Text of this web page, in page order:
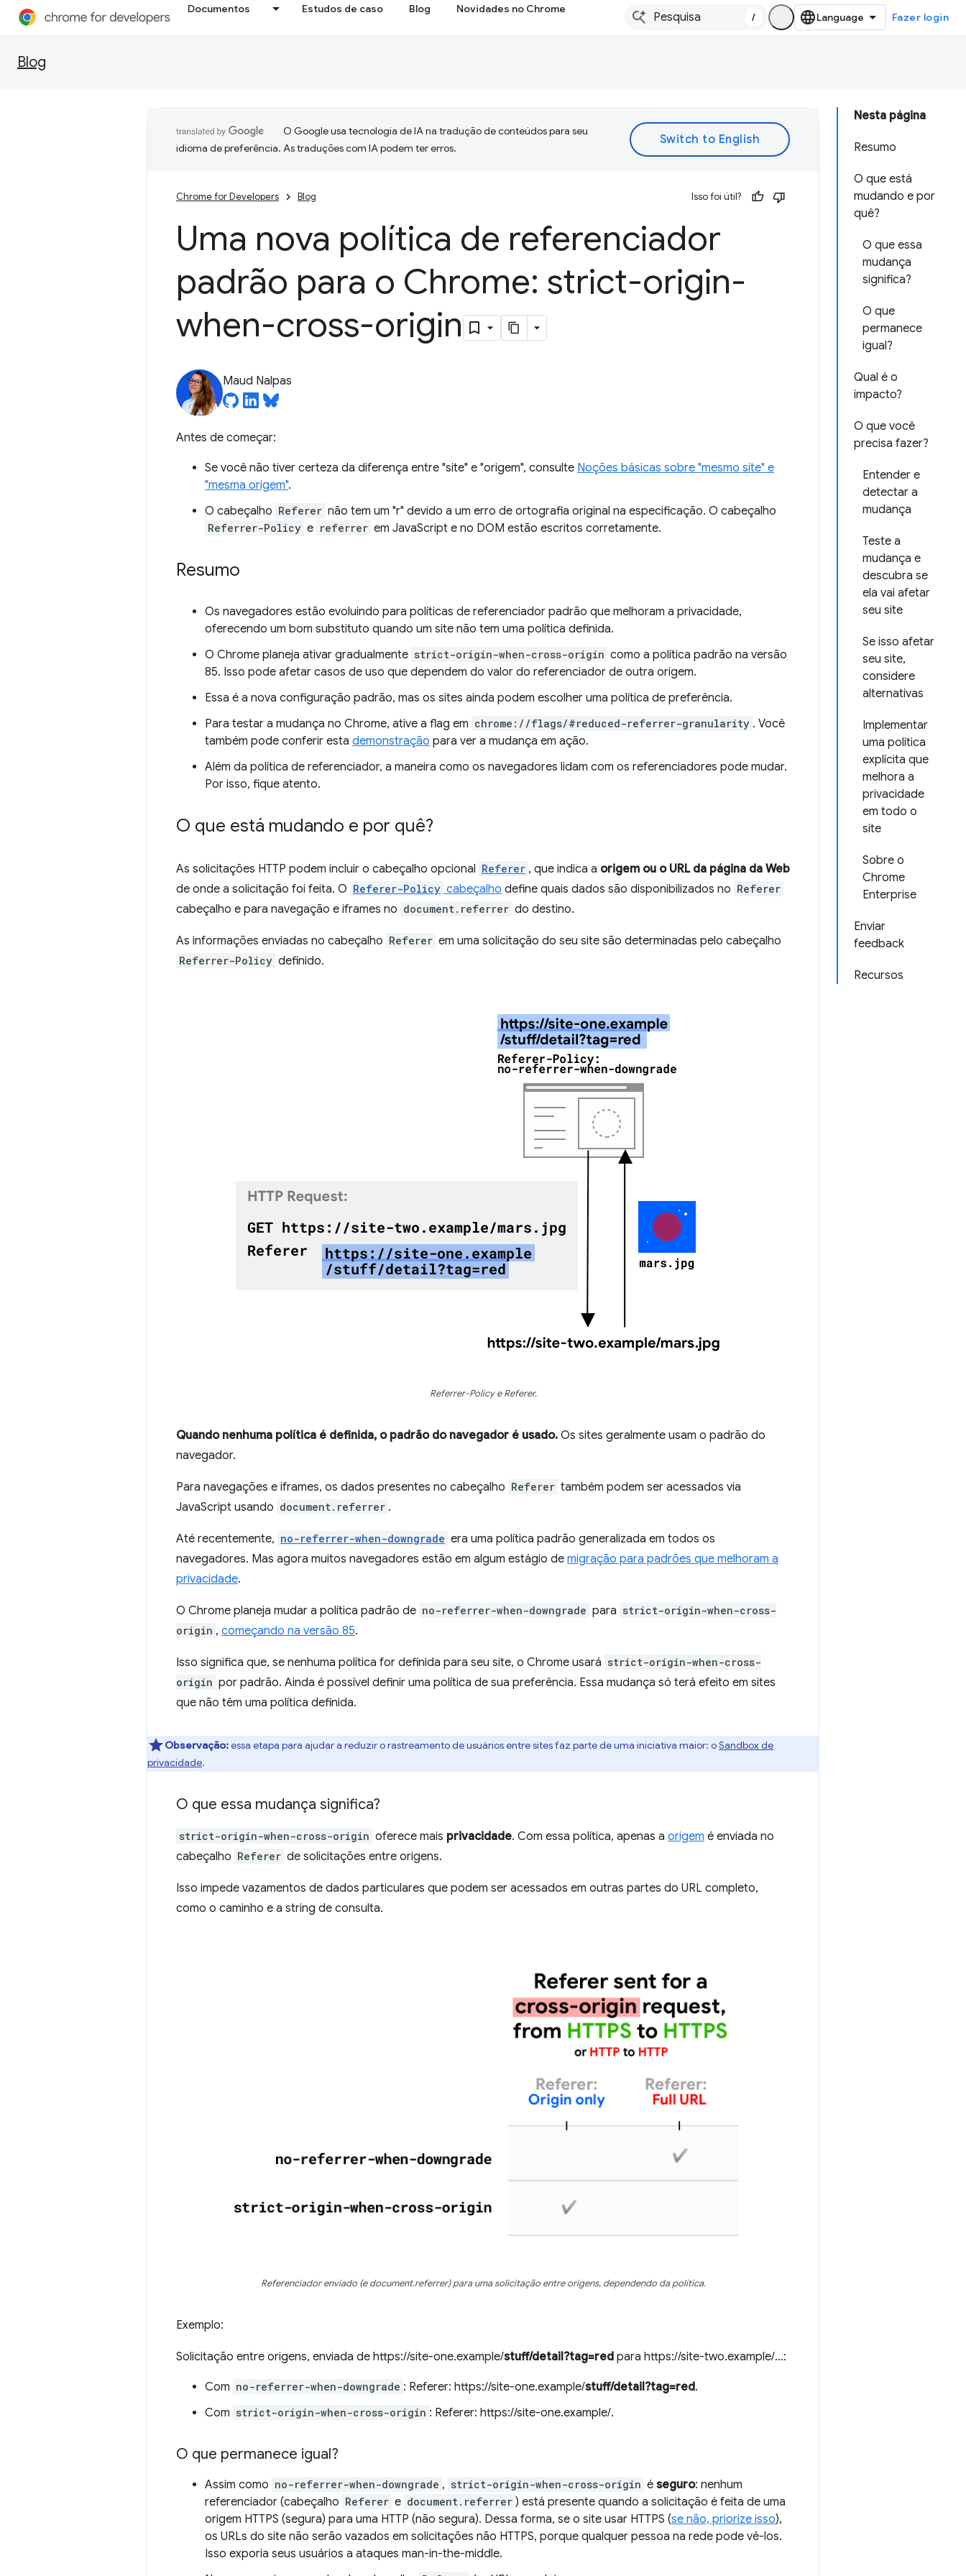
Documentos Estudos de caso Blog Novidades no Chrome
/ Fazer login
Blog
Nesta página
Resumo
O que está
mudando e por
quê?
O que essa
mudança
significa?
O que
permanece
igual?
Qual é o
impacto?
O que você
precisa fazer?
Entender e
detectar a
mudança
Teste a
mudança e
descubra se
ela vai afetar
seu site
Se isso afetar
seu site,
considere
alternativas
Implementar
uma política
explícita que
melhora a
privacidade
em todo o
site
Sobre o
Chrome
Enterprise
Enviar
feedback
Recursos
O Google usa tecnologia de IA na tradução de conteúdos para seu
idioma de preferência. As traduções com IA podem ter erros.
Chrome for Developers Blog Isso foi útil?
Uma nova política de referenciador
padrão para o Chrome: strict-origin-
when-cross-origin
Maud Nalpas
Antes de começar:
Se você não tiver certeza da diferença entre "site" e "origem", consulte Noções básicas sobre "mesmo site" e
"mesma origem".
O cabeçalho Referer não tem um "r" devido a um erro de ortografia original na especificação. O cabeçalho
Referrer-Policy e referrer em JavaScript e no DOM estão escritos corretamente.
Resumo
Os navegadores estão evoluindo para políticas de referenciador padrão que melhoram a privacidade,
oferecendo um bom substituto quando um site não tem uma política definida.
O Chrome planeja ativar gradualmente strict-origin-when-cross-origin como a política padrão na versão
85. Isso pode afetar casos de uso que dependem do valor do referenciador de outra origem.
Essa é a nova configuração padrão, mas os sites ainda podem escolher uma política de preferência.
Para testar a mudança no Chrome, ative a flag em chrome://flags/#reduced-referrer-granularity . Você
também pode conferir esta demonstração para ver a mudança em ação.
Além da política de referenciador, a maneira como os navegadores lidam com os referenciadores pode mudar.
Por isso, fique atento.
O que está mudando e por quê?
As solicitações HTTP podem incluir o cabeçalho opcional Referer , que indica a origem ou o URL da página da Web
de onde a solicitação foi feita. O Referer-Policy cabeçalho define quais dados são disponibilizados no Referer
cabeçalho e para navegação e iframes no document.referrer do destino.
As informações enviadas no cabeçalho Referer em uma solicitação do seu site são determinadas pelo cabeçalho
Referrer-Policy definido.
Referrer-Policy e Referer.
Quando nenhuma política é definida, o padrão do navegador é usado. Os sites geralmente usam o padrão do
navegador.
Para navegações e iframes, os dados presentes no cabeçalho Referer também podem ser acessados via
JavaScript usando document.referrer .
Até recentemente, no-referrer-when-downgrade era uma política padrão generalizada em todos os
navegadores. Mas agora muitos navegadores estão em algum estágio de migração para padrões que melhoram a
privacidade.
O Chrome planeja mudar a política padrão de no-referrer-when-downgrade para strict-origin-when-cross-
origin , começando na versão 85.
Isso significa que, se nenhuma política for definida para seu site, o Chrome usará strict-origin-when-cross-
origin por padrão. Ainda é possível definir uma política de sua preferência. Essa mudança só terá efeito em sites
que não têm uma política definida.
Observação:essa etapa para ajudar a reduzir o rastreamento de usuários entre sites faz parte de uma iniciativa maior: oSandbox de
privacidade.
O que essa mudança significa?
strict-origin-when-cross-origin oferece mais privacidade. Com essa política, apenas a origem é enviada no
cabeçalho Referer de solicitações entre origens.
Isso impede vazamentos de dados particulares que podem ser acessados em outras partes do URL completo,
como o caminho e a string de consulta.
Referenciador enviado (e document.referrer) para uma solicitação entre origens, dependendo da política.
Exemplo:
Solicitação entre origens, enviada de https://site-one.example/stuff/detail?tag=red para https://site-two.example/…:
Com no-referrer-when-downgrade : Referer: https://site-one.example/stuff/detail?tag=red.
Com strict-origin-when-cross-origin : Referer: https://site-one.example/.
O que permanece igual?
Assim como no-referrer-when-downgrade , strict-origin-when-cross-origin é seguro: nenhum
referenciador (cabeçalho Referer e document.referrer ) está presente quando a solicitação é feita de uma
origem HTTPS (segura) para uma HTTP (não segura). Dessa forma, se o site usar HTTPS (se não, priorize isso),
os URLs do site não serão vazados em solicitações não HTTPS, porque qualquer pessoa na rede pode vê-los.
Isso exporia seus usuários a ataques man-in-the-middle.